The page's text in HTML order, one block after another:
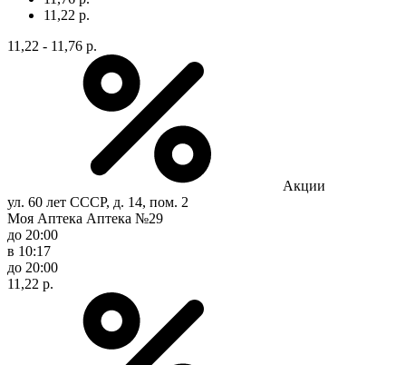
11,22 р.
11,22 - 11,76 р.
Акции
ул. 60 лет СССР, д. 14, пом. 2
Моя Аптека Аптека №29
до 20:00
в 10:17
до 20:00
11,22 р.